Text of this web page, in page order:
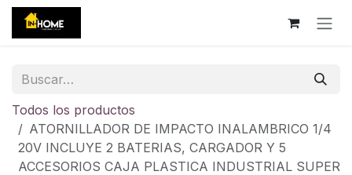
Ir al contenido
Todos los productos
ATORNILLADOR DE IMPACTO INALAMBRICO 1/4
20V INCLUYE 2 BATERIAS, CARGADOR Y 5
ACCESORIOS CAJA PLASTICA INDUSTRIAL SUPER